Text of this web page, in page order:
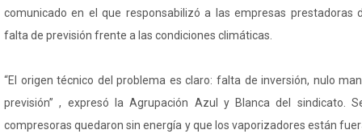
comunicado en el que responsabilizó a las empresas prestadoras
falta de previsión frente a las condiciones climáticas.
“El origen técnico del problema es claro: falta de inversión, nulo
previsión” , expresó la Agrupación Azul y Blanca del sindicato.
compresoras quedaron sin energía y que los vaporizadores están